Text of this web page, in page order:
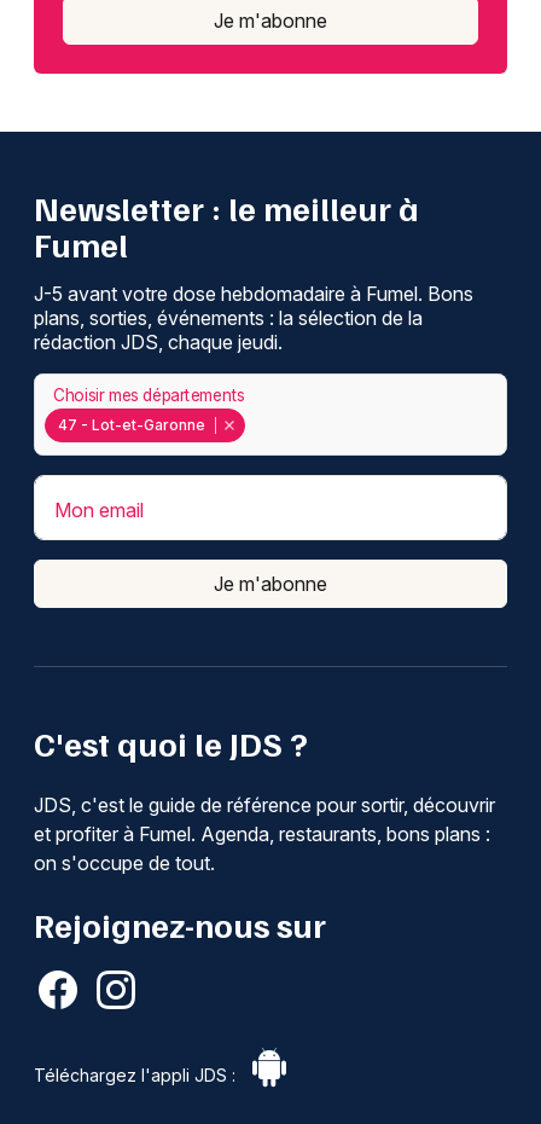
Je m'abonne
C'est quoi le JDS ?
JDS, c'est le guide de référence pour sortir, découvrir
et profiter à Fumel. Agenda, restaurants, bons plans :
on s'occupe de tout.
Rejoignez-nous sur
Téléchargez l'appli JDS :
Newsletter : le meilleur à
Fumel
J-5 avant votre dose hebdomadaire à Fumel. Bons
plans, sorties, événements : la sélection de la
rédaction JDS, chaque jeudi.
47 - Lot-et-Garonne
Choisir mes départements
Mon email
Je m'abonne